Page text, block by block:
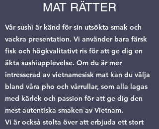
MAT RÄTTER
Vår sushi är känd för sin utsökta smak och
vackra presentation. Vi använder bara färsk
fisk och högkvalitativt ris för att ge dig en
äkta sushiupplevelse. Om du är mer
intresserad av vietnamesisk mat kan du välja
bland våra pho och vårrullar, som alla lagas
med kärlek och passion för att ge dig den
mest autentiska smaken av Vietnam.
Vi är också stolta över att erbjuda ett stort